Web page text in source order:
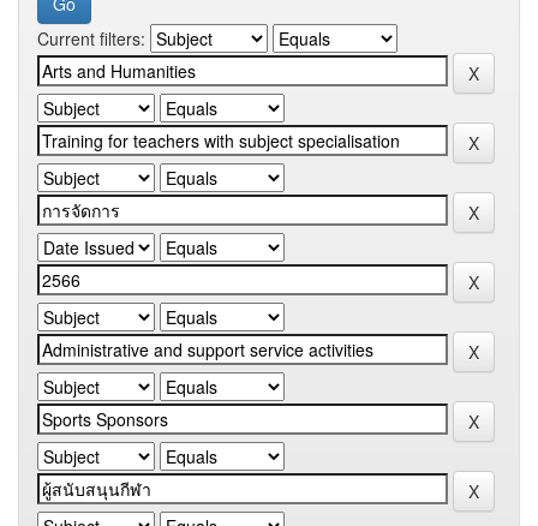
Current filters: